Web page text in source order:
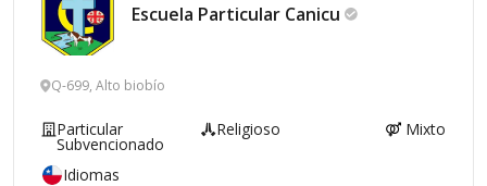
Escuela Particular Canicu
Q-699, Alto biobío
Particular
Subvencionado
Religioso Mixto
Idiomas